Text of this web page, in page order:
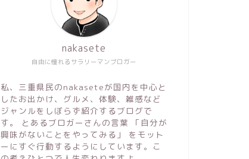
自由に憧れるサラリーマンブロガー
nakasete
私、三重県民のnakaseteが国内を中心と
したお出かけ、グルメ、体験、雑感など
ジャンルをしぼらず紹介するブログで
す。 とあるブロガーさんの言葉 「自分が
興味がないことをやってみる」 をモット
ーにすぐ行動するようにしています。こ